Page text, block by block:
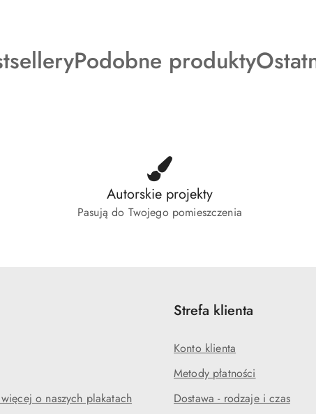
Produkty
Podobne produkty
Autorskie projekty
Pasują do Twojego pomieszczenia
o naszych plakatach
Strefa klienta
Konto klienta
Metody płatności
Dostawa - rodzaje i czas